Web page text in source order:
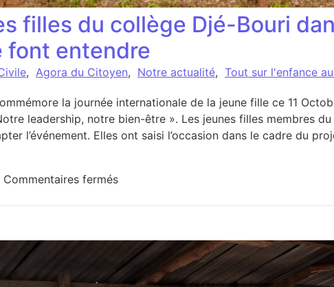
filles du collège Djé-Bouri
font entendre
, Agora du Citoyen, Notre actualité, Tout sur l'enfance
la journée internationale de la jeune fille ce 11
leadership, notre bien-être ». Les jeunes filles membres
l’événement. Elles ont saisi l’occasion dans le cadre du
Commentaires ferméssur Les jeunes filles du collège Djé-Bouri